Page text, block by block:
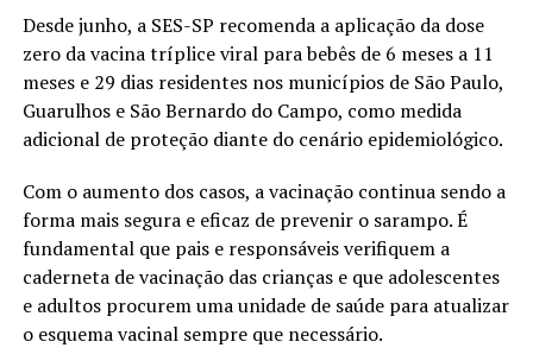
Desde junho, a SES-SP recomenda a aplicação da dose
zero da vacina tríplice viral para bebês de 6 meses a 11
meses e 29 dias residentes nos municípios de São Paulo,
Guarulhos e São Bernardo do Campo, como medida
adicional de proteção diante do cenário epidemiológico.
Com o aumento dos casos, a vacinação continua sendo a
forma mais segura e eficaz de prevenir o sarampo. É
fundamental que pais e responsáveis verifiquem a
caderneta de vacinação das crianças e que adolescentes
e adultos procurem uma unidade de saúde para atualizar
o esquema vacinal sempre que necessário.